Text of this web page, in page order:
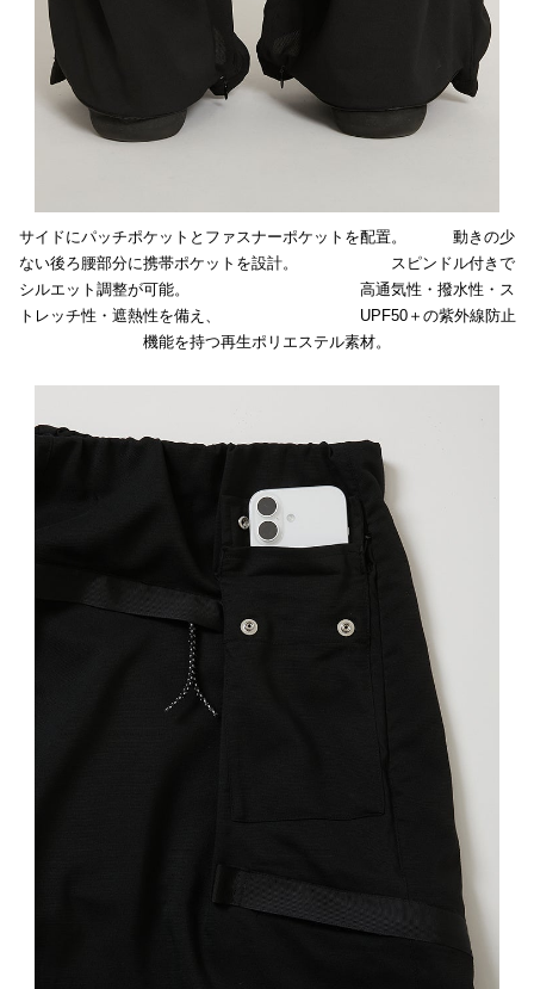
サイドにパッチポケットとファスナーポケットを配置。 動きの少
ない後ろ腰部分に携帯ポケットを設計。 スピンドル付きで
シルエット調整が可能。 高通気性・撥水性・ス
トレッチ性・遮熱性を備え、 UPF50＋の紫外線防止
機能を持つ再生ポリエステル素材。